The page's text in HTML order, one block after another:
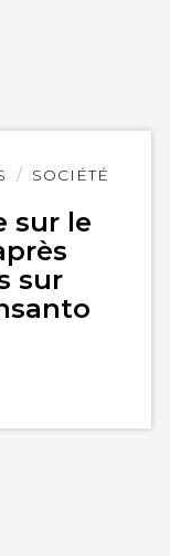
SOCIÉTÉ
sur le
sur